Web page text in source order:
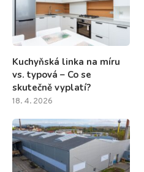
Kuchyňská linka na míru
vs. typová – Co se
skutečně vyplatí?
18. 4. 2026